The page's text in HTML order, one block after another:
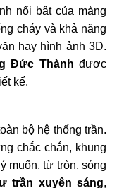
nổi bật của màng
cháy và khả năng
hay hình ảnh 3D.
Đức Thành được
kế.
bộ hệ thống trần.
chắc chắn, khung
muốn, từ tròn, sóng
trần xuyên sáng,